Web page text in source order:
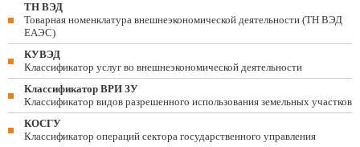
ТН ВЭД
Товарная номенклатура внешнеэкономической деятельности (ТН ВЭД
ЕАЭС)
КУВЭД
Классификатор услуг во внешнеэкономической деятельности
Классификатор ВРИ ЗУ
Классификатор видов разрешенного использования земельных участков
КОСГУ
Классификатор операций сектора государственного управления